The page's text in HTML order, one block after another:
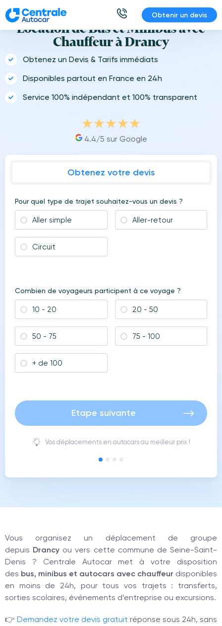
Aller
au
contenu
Obtenir un devis
Location de Bus et Minibus avec
Chauffeur à Drancy
Obtenez un Devis & Tarifs immédiats
Disponibles partout en France en 24h
Service 100% indépendant et 100% transparent
4.4/5 sur Google
Obtenez votre devis
Pour quel type de trajet souhaitez-vous un devis ?
Aller simple Aller-retour
Circuit
Combien de voyageurs participent à ce voyage ?
10 - 20 20 - 50
50 - 75 75 - 100
+ de 100
Etape suivante
Vos déplacements en autocars au meilleur prix !
Vous organisez un déplacement de groupe
depuis Drancy ou vers cette commune de Seine-Saint-
Denis ? Centrale Autocar met à votre disposition
des bus, minibus et autocars avec chauffeur disponibles
en moins de 24h, pour tous vos trajets : transferts,
sorties scolaires, événements d’entreprise ou excursions.
👉 Demandez votre devis gratuit réponse sous 24h, sans